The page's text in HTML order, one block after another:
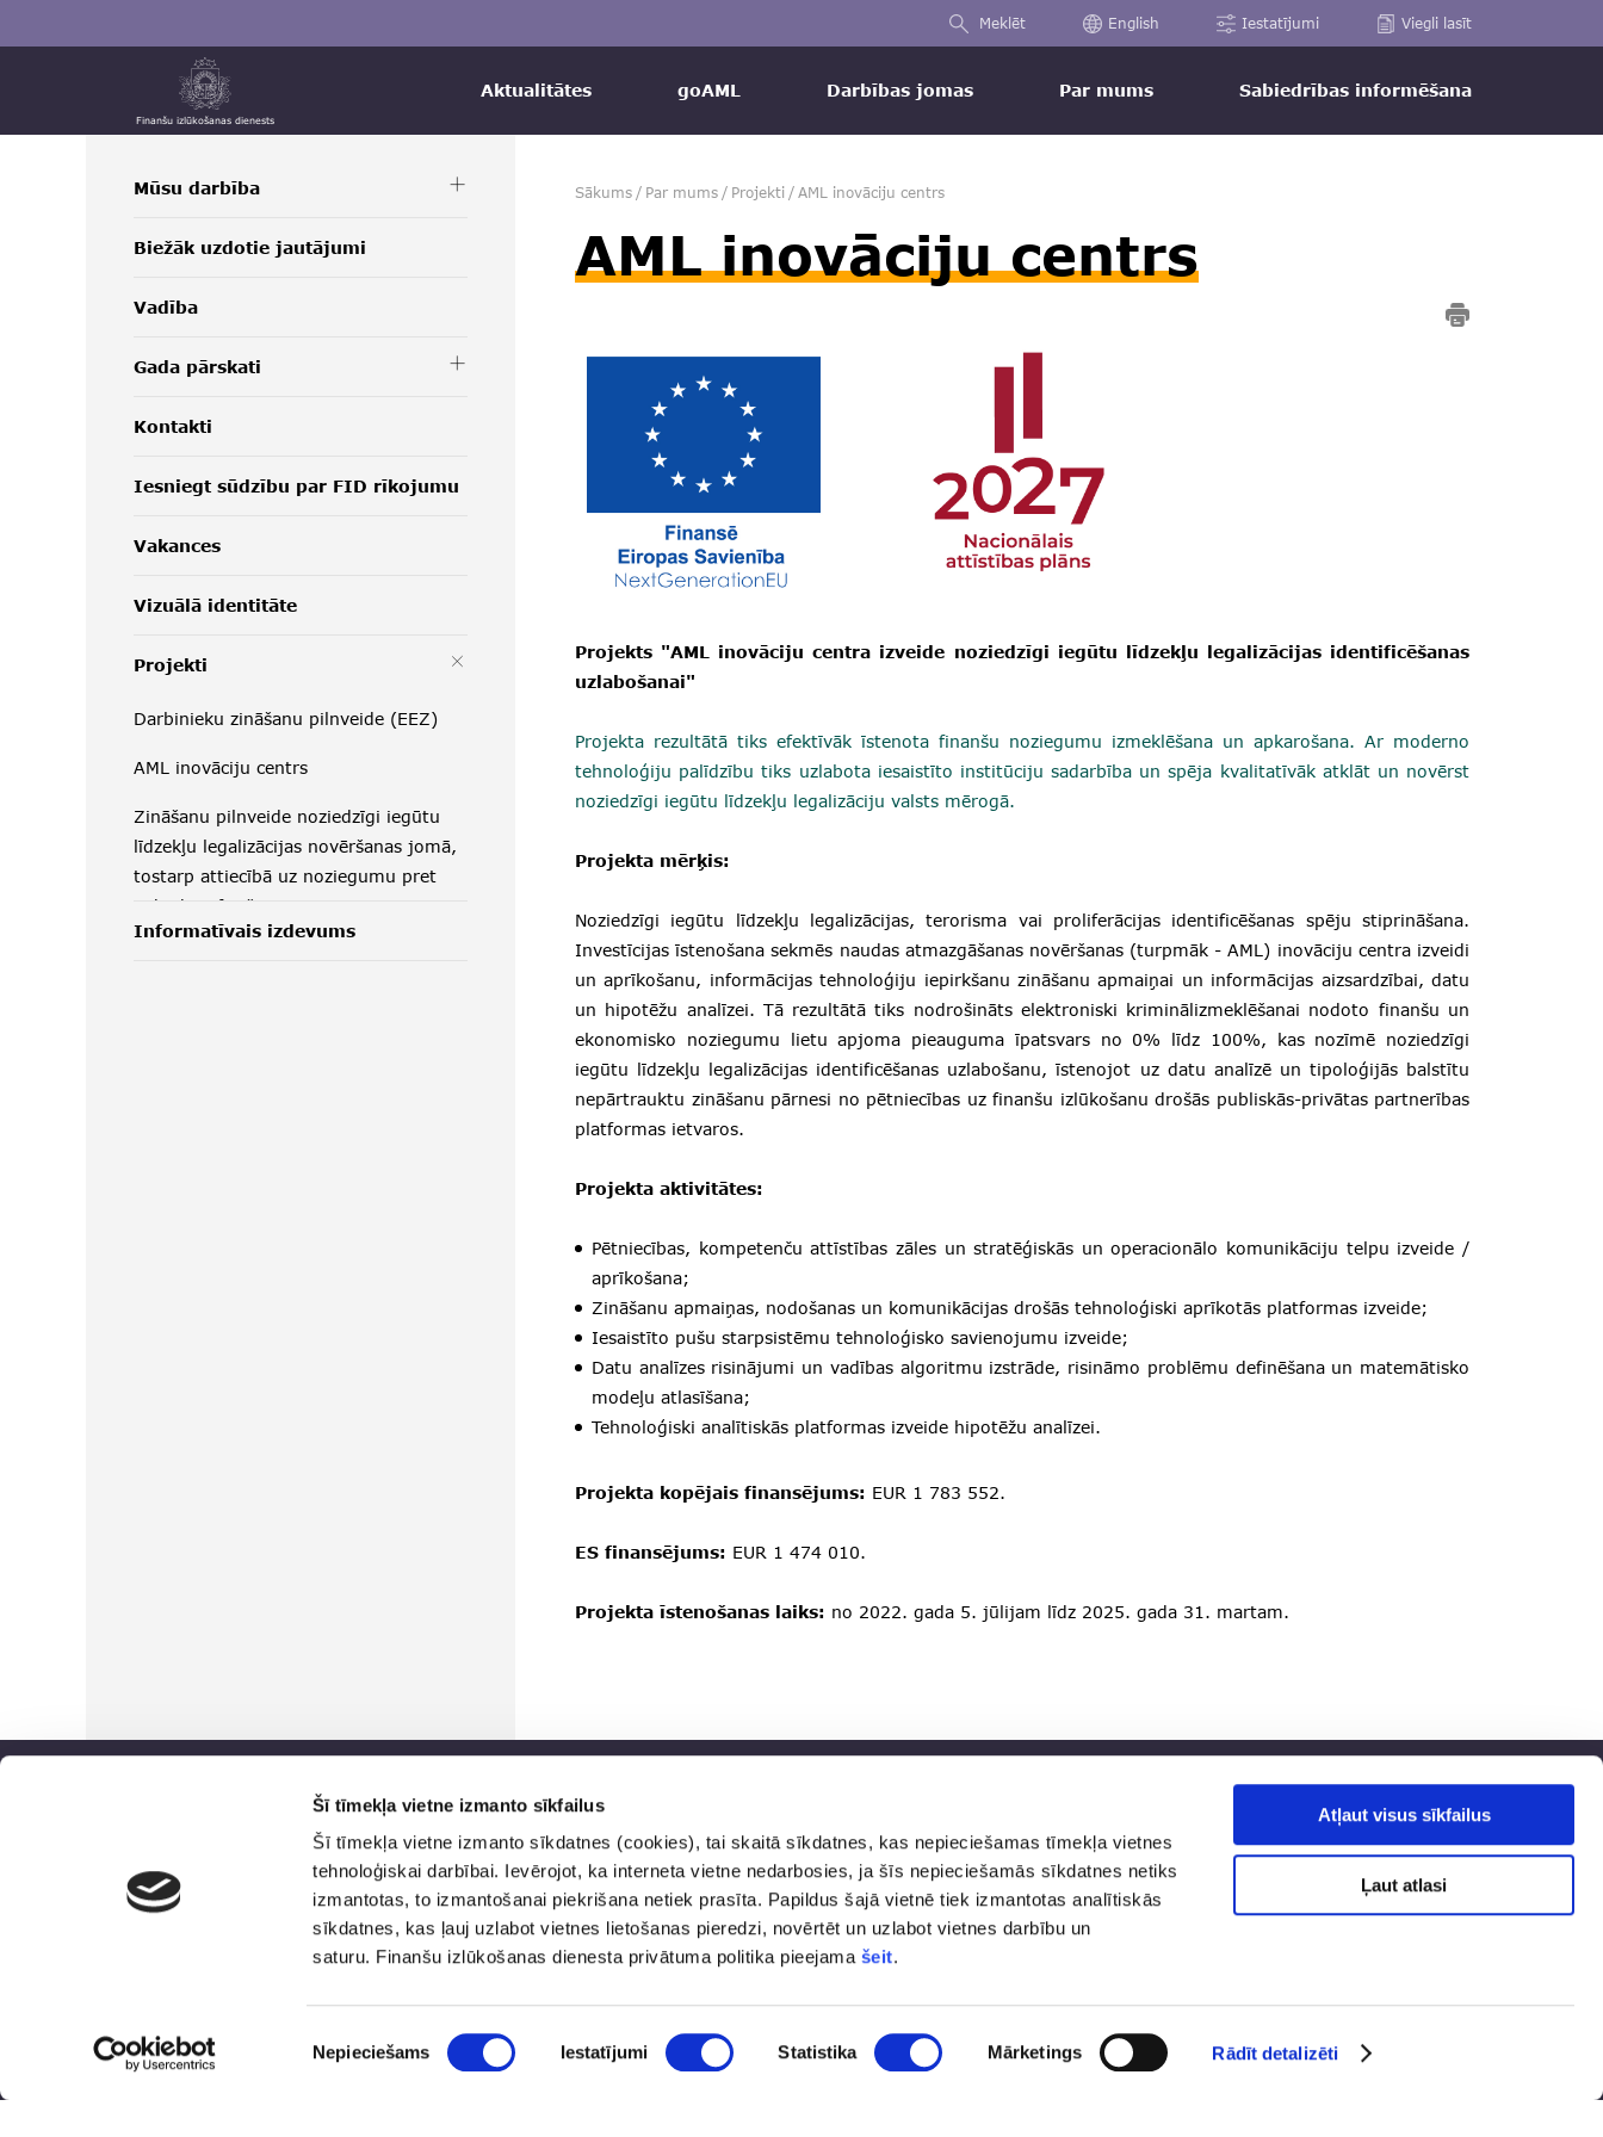
Šī tīmekļa vietne izmanto sīkfailus
Šī tīmekļa vietne izmanto sīkdatnes (cookies), tai skaitā sīkdatnes, kas nepieciešamas tīmekļa vietnes
tehnoloģiskai darbībai. Ievērojot, ka interneta vietne nedarbosies, ja šīs nepieciešamās sīkdatnes netiks
izmantotas, to izmantošanai piekrišana netiek prasīta. Papildus šajā vietnē tiek izmantotas analītiskās
sīkdatnes, kas ļauj uzlabot vietnes lietošanas pieredzi, novērtēt un uzlabot vietnes darbību un
saturu. Finanšu izlūkošanas dienesta privātuma politika pieejama šeit.
izvēle
Nepieciešams Iestatījumi Statistika Mārketings Rādīt detalizēti
Atļaut visus sīkfailus
Ļaut atlasi
Meklēt English Iestatījumi Viegli lasīt
Finanšu izlūkošanas dienests
Aktualitātes goAML Darbības jomas Par mums Sabiedrības informēšana
Mūsu darbība
Biežāk uzdotie jautājumi
Vadība
Gada pārskati
Kontakti
Iesniegt sūdzību par FID rīkojumu
Vakances
Vizuālā identitāte
Projekti
Darbinieku zināšanu pilnveide (EEZ)
AML inovāciju centrs
Zināšanu pilnveide noziedzīgi iegūtu
līdzekļu legalizācijas novēršanas jomā,
tostarp attiecībā uz noziegumu pret
vidi identificēšanā
Informatīvais izdevums
Sākums / Par mums / Projekti / AML inovāciju centrs
AML inovāciju centrs
Projekts "AML inovāciju centra izveide noziedzīgi iegūtu līdzekļu legalizācijas identificēšanas
uzlabošanai"
Projekta rezultātā tiks efektīvāk īstenota finanšu noziegumu izmeklēšana un apkarošana. Ar moderno
tehnoloģiju palīdzību tiks uzlabota iesaistīto institūciju sadarbība un spēja kvalitatīvāk atklāt un novērst
noziedzīgi iegūtu līdzekļu legalizāciju valsts mērogā.
Projekta mērķis:
Noziedzīgi iegūtu līdzekļu legalizācijas, terorisma vai proliferācijas identificēšanas spēju stiprināšana.
Investīcijas īstenošana sekmēs naudas atmazgāšanas novēršanas (turpmāk - AML) inovāciju centra izveidi
un aprīkošanu, informācijas tehnoloģiju iepirkšanu zināšanu apmaiņai un informācijas aizsardzībai, datu
un hipotēžu analīzei. Tā rezultātā tiks nodrošināts elektroniski kriminālizmeklēšanai nodoto finanšu un
ekonomisko noziegumu lietu apjoma pieauguma īpatsvars no 0% līdz 100%, kas nozīmē noziedzīgi
iegūtu līdzekļu legalizācijas identificēšanas uzlabošanu, īstenojot uz datu analīzē un tipoloģijās balstītu
nepārtrauktu zināšanu pārnesi no pētniecības uz finanšu izlūkošanu drošās publiskās-privātas partnerības
platformas ietvaros.
Projekta aktivitātes:
Pētniecības, kompetenču attīstības zāles un stratēģiskās un operacionālo komunikāciju telpu izveide /
aprīkošana;
Zināšanu apmaiņas, nodošanas un komunikācijas drošās tehnoloģiski aprīkotās platformas izveide;
Iesaistīto pušu starpsistēmu tehnoloģisko savienojumu izveide;
Datu analīzes risinājumi un vadības algoritmu izstrāde, risināmo problēmu definēšana un matemātisko
modeļu atlasīšana;
Tehnoloģiski analītiskās platformas izveide hipotēžu analīzei.
Projekta kopējais finansējums: EUR 1 783 552.
ES finansējums: EUR 1 474 010.
Projekta īstenošanas laiks: no 2022. gada 5. jūlijam līdz 2025. gada 31. martam.
Ģimenei draudzīga
darbavieta
pasts@fid.gov.lv; e-adrese
rēķiniem:
EINVOICE@40900025406
Vaļņu iela 28, Rīga, LV-1050
Trauksmes celšana
Piekļūstamība
Lapas karte
Sociālie tīkli